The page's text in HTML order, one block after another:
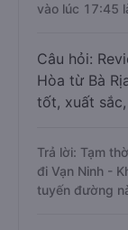
vào lúc 17:45
Câu hỏi:
Hòa từ Bà
tốt, xuất
Trả lời: Tạm
đi Vạn Ninh -
tuyến đường